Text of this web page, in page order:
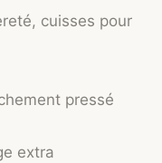
cuisses pour
pressé
extra